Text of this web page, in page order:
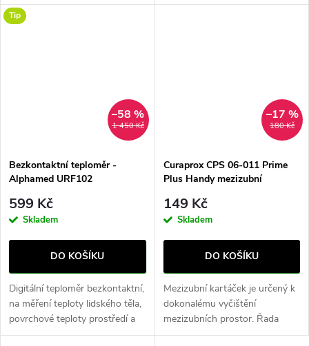
pouzdrem.
Tip
1 450 Kč
–58 %
Bezkontaktní teploměr -
Alphamed URF102
599 Kč
Skladem
DO KOŠÍKU
Digitální teploměr bezkontaktní,
na měření teploty lidského těla,
povrchové teploty prostředí a
pokoje. Vysoká rychlost měření
180 Kč
–17 %
Curaprox CPS 06-011 Prime
Plus Handy mezizubní
149 Kč
Skladem
DO KOŠÍKU
Mezizubní kartáček je určený k
dokonalému vyčištění
mezizubních prostor. Řada
"prime" je vhodná pro 95%